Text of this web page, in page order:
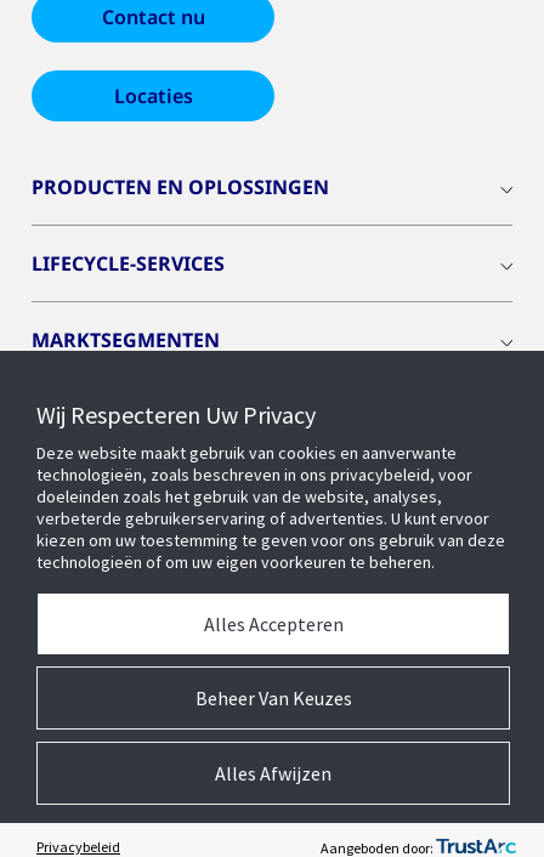
Contact nu
Locaties
PRODUCTEN EN OPLOSSINGEN
LIFECYCLE-SERVICES
MARKTSEGMENTEN
CYBER SOLUTIONS
OPENBLUE
SLIMME GEBOUWEN
Wij Respecteren Uw Privacy
Deze website maakt gebruik van cookies en aanverwante
technologieën, zoals beschreven in ons privacybeleid, voor
doeleinden zoals het gebruik van de website, analyses,
verbeterde gebruikerservaring of advertenties. U kunt ervoor
kiezen om uw toestemming te geven voor ons gebruik van deze
technologieën of om uw eigen voorkeuren te beheren.
Beheer Van Keuzes
Alles Accepteren
Alles Afwijzen
Privacybeleid Aangeboden door:
Cookie Voorkeursinstellingen